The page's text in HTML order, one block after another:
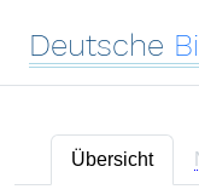
Deutsche
Übersicht